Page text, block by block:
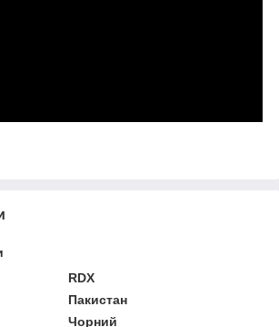
RDX
Пакистан
Чорний